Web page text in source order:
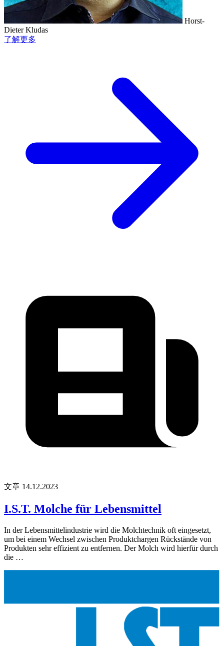
Horst-
Dieter Kludas
了解更多
文章 14.12.2023
I.S.T. Molche für Lebensmittel
In der Lebensmittelindustrie wird die Molchtechnik oft eingesetzt,
um bei einem Wechsel zwischen Produktchargen Rückstände von
Produkten sehr effizient zu entfernen. Der Molch wird hierfür durch
die …